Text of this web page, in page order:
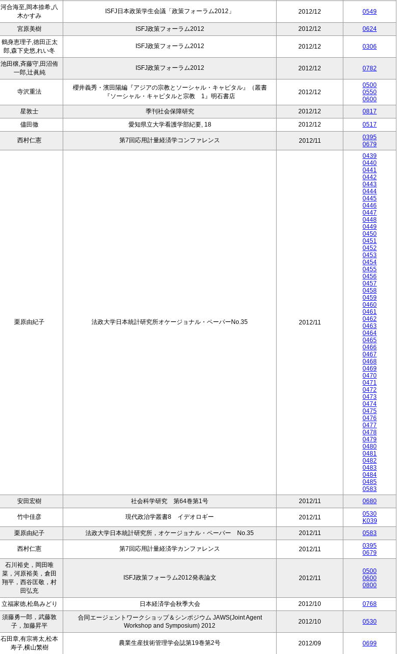
河合海至,岡本捺希,八
木かすみ
ISFJ日本政策学生会議「政策フォーラム2012」 2012/12 0549
宮原美樹 ISFJ政策フォーラム2012 2012/12 0624
鶴身恵理子,徳田正太
郎,森下史悠,れい冬
ISFJ政策フォーラム2012 2012/12 0306
池田穣,斉藤守,田沼侑
一郎,辻眞純
ISFJ政策フォーラム2012 2012/12 0782
寺沢重法
櫻井義秀・濱田陽編『アジアの宗教とソーシャル・キャピタル』（叢書
『ソーシャル・キャピタルと宗教 1』明石書店
2012/12
0500
0550
0600
星敦士 季刊社会保障研究 2012/12
0817
儘田徹 愛知県立大学看護学部紀要, 18 2012/12 0517
西村仁憲 第7回応用計量経済学コンファレンス 2012/11
0395
0679
栗原由紀子 法政大学日本統計研究所オケージョナル・ペーパーNo.35 2012/11
0439
0440
0441
0442
0443
0444
0445
0446
0447
0448
0449
0450
0451
0452
0453
0454
0455
0456
0457
0458
0459
0460
0461
0462
0463
0464
0465
0466
0467
0468
0469
0470
0471
0472
0473
0474
0475
0476
0477
0478
0479
0480
0481
0482
0483
0484
0485
0583
安田宏樹 社会科学研究 第64巻第1号 2012/11 0680
竹中佳彦 現代政治学叢書8 イデオロギー 2012/11
0530
K039
栗原由紀子 法政大学日本統計研究所，オケージョナル・ペーパー No.35 2012/11 0583
西村仁憲 第7回応用計量経済学カンファレンス 2012/11
0395
0679
石川裕史，岡田唯
菜，河原裕美，倉田
翔平，西谷匡敬，村
田弘充
ISFJ政策フォーラム2012発表論文 2012/11
0500
0600
0800
立福家徳,松島みどり 日本経済学会秋季大会 2012/10
0768
須藤勇一郎，武藤敦
子，加藤昇平
合同エージェントワークショップ＆シンポジウム JAWS(Joint Agent
Workshop and Symposium) 2012
2012/10 0530
石田章,有宗将太,松本
寿子,横山繁樹
農業生産技術管理学会誌第19巻第2号 2012/09 0699